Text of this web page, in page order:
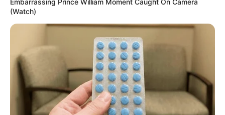
(Watch)